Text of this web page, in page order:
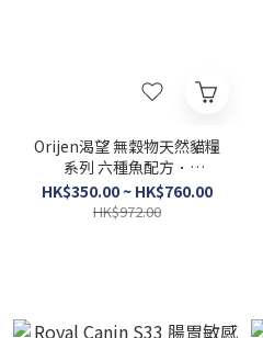
Orijen渴望 無穀物天然貓糧
系列 六種魚配方．
1.8kg/5.4kg
HK$350.00 ~ HK$760.00
HK$972.00